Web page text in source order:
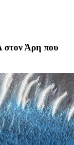
στον Άρη που